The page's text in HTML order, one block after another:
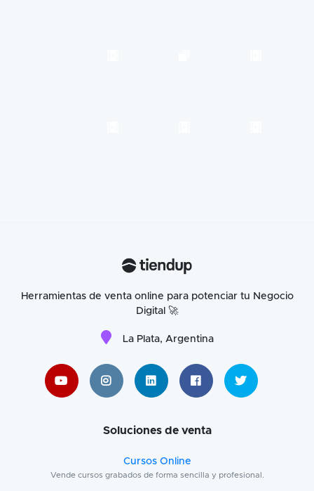
Herramientas de venta online para potenciar tu Negocio
Digital 🚀
La Plata, Argentina
Soluciones de venta
Cursos Online
Vende cursos grabados de forma sencilla y profesional.